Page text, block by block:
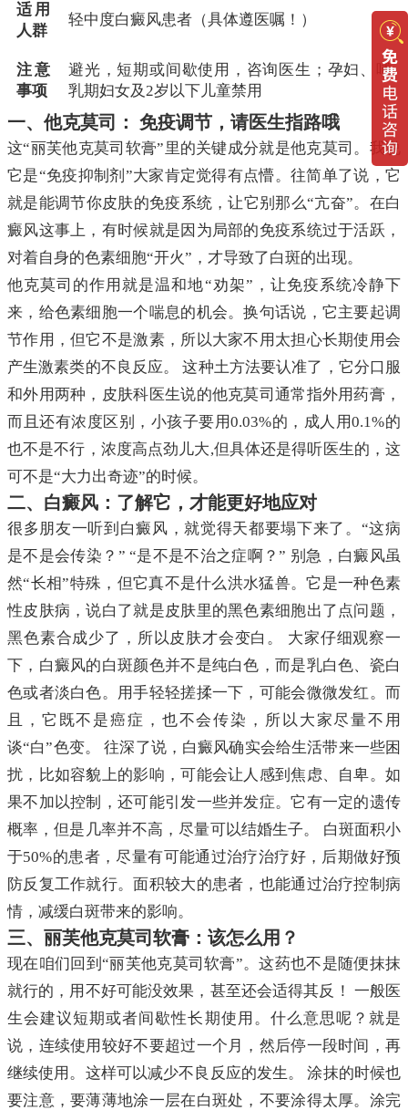
适用
人群
轻中度白癜风患者（具体遵医嘱！）
注意
事项
避光，短期或间歇使用，咨询医生；孕妇、哺
乳期妇女及2岁以下儿童禁用
一、他克莫司： 免疫调节，请医生指路哦
这“丽芙他克莫司软膏”里的关键成分就是他克莫司。我说
它是“免疫抑制剂”大家肯定觉得有点懵。往简单了说，它
就是能调节你皮肤的免疫系统，让它别那么“亢奋”。在白
癜风这事上，有时候就是因为局部的免疫系统过于活跃，
对着自身的色素细胞“开火”，才导致了白斑的出现。
他克莫司的作用就是温和地“劝架”，让免疫系统冷静下
来，给色素细胞一个喘息的机会。换句话说，它主要起调
节作用，但它不是激素，所以大家不用太担心长期使用会
产生激素类的不良反应。 这种土方法要认准了，它分口服
和外用两种，皮肤科医生说的他克莫司通常指外用药膏，
而且还有浓度区别，小孩子要用0.03%的，成人用0.1%的
也不是不行，浓度高点劲儿大,但具体还是得听医生的，这
可不是“大力出奇迹”的时候。
二、白癜风：了解它，才能更好地应对
很多朋友一听到白癜风，就觉得天都要塌下来了。“这病
是不是会传染？” “是不是不治之症啊？” 别急，白癜风虽
然“长相”特殊，但它真不是什么洪水猛兽。它是一种色素
性皮肤病，说白了就是皮肤里的黑色素细胞出了点问题，
黑色素合成少了，所以皮肤才会变白。 大家仔细观察一
下，白癜风的白斑颜色并不是纯白色，而是乳白色、瓷白
色或者淡白色。用手轻轻搓揉一下，可能会微微发红。而
且，它既不是癌症，也不会传染，所以大家尽量不用
谈“白”色变。 往深了说，白癜风确实会给生活带来一些困
扰，比如容貌上的影响，可能会让人感到焦虑、自卑。如
果不加以控制，还可能引发一些并发症。它有一定的遗传
概率，但是几率并不高，尽量可以结婚生子。 白斑面积小
于50%的患者，尽量有可能通过治疗治疗好，后期做好预
防反复工作就行。面积较大的患者，也能通过治疗控制病
情，减缓白斑带来的影响。
三、丽芙他克莫司软膏：该怎么用？
现在咱们回到“丽芙他克莫司软膏”。这药也不是随便抹抹
就行的，用不好可能没效果，甚至还会适得其反！ 一般医
生会建议短期或者间歇性长期使用。什么意思呢？就是
说，连续使用较好不要超过一个月，然后停一段时间，再
继续使用。这样可以减少不良反应的发生。 涂抹的时候也
要注意，要薄薄地涂一层在白斑处，不要涂得太厚。涂完